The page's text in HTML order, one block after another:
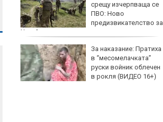
срещу изчерпваща се
ПВО: Ново
предизвикателство за
Украйна
За наказание: Пратиха
в “месомелачката”
руски войник облечен
в рокля (ВИДЕО 16+)